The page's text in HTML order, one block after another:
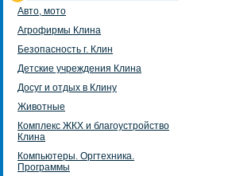
Авто, мото
Агрофирмы Клина
Безопасность г. Клин
Детские учреждения Клина
Досуг и отдых в Клину
Животные
Комплекс ЖКХ и благоустройство
Клина
Компьютеры. Оргтехника.
Программы